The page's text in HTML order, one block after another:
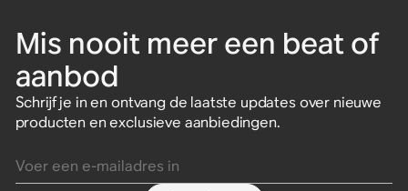
Mis nooit meer een beat of
aanbod
Schrijf je in en ontvang de laatste updates over nieuwe
producten en exclusieve aanbiedingen.